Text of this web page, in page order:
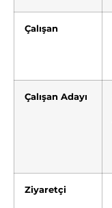
Çalışan
Çalışan Adayı
Ziyaretçi